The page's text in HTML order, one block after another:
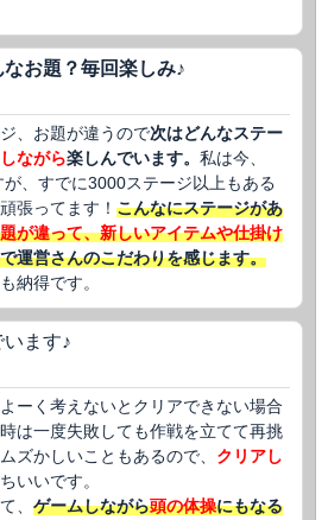
お題？毎回楽しみ♪
、お題が違うので次はどんなステー
ながら楽しんでいます。 私は今、
、すでに3000ステージ以上もある
張ってます！ こんなにステージがあ
が違って、新しいアイテムや仕掛け
運営さんのこだわりを感じます。
納得です。
ます♪
ーく考えないとクリアできない場合
は一度失敗しても作戦を立てて再挑
ズかしいこともあるので、 クリアし
いいです。
、 ゲームしながら頭の体操にもなる